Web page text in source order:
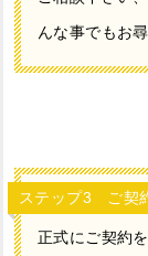
んな事でもお
ステップ3 ご契
正式にご契約